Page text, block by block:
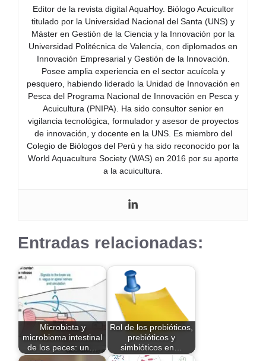
Editor de la revista digital AquaHoy. Biólogo Acuicultor
titulado por la Universidad Nacional del Santa (UNS) y
Máster en Gestión de la Ciencia y la Innovación por la
Universidad Politécnica de Valencia, con diplomados en
Innovación Empresarial y Gestión de la Innovación.
Posee amplia experiencia en el sector acuícola y
pesquero, habiendo liderado la Unidad de Innovación en
Pesca del Programa Nacional de Innovación en Pesca y
Acuicultura (PNIPA). Ha sido consultor senior en
vigilancia tecnológica, formulador y asesor de proyectos
de innovación, y docente en la UNS. Es miembro del
Colegio de Biólogos del Perú y ha sido reconocido por la
World Aquaculture Society (WAS) en 2016 por su aporte
a la acuicultura.
Entradas relacionadas:
Microbiota y
microbioma intestinal
de los peces: un…
Rol de los probióticos,
prebióticos y
simbióticos en…